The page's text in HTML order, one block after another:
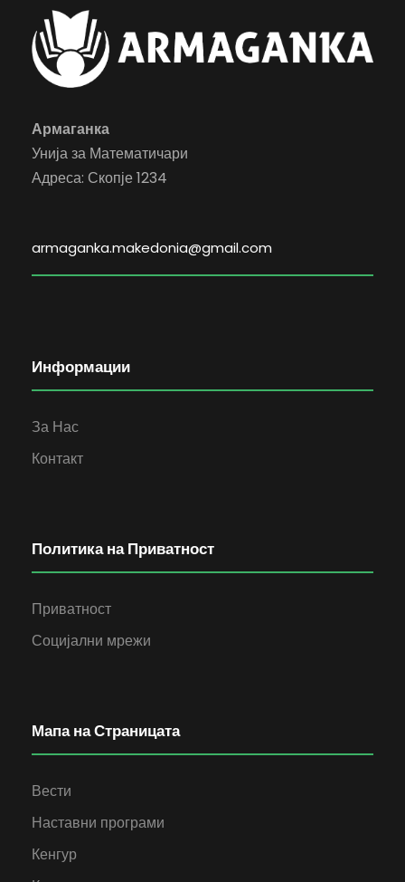
Армаганка
Унија за Математичари
Адреса: Скопје 1234
armaganka.makedonia@gmail.com
Информации
За Нас
Контакт
Политика на Приватност
Приватност
Социјални мрежи
Мапа на Страницата
Вести
Наставни програми
Кенгур